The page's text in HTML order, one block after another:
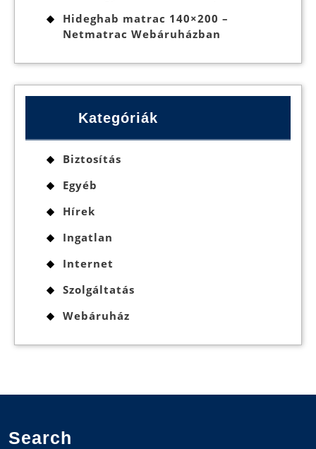
Hideghab matrac 140×200 –
Netmatrac Webáruházban
Kategóriák
Biztosítás
Egyéb
Hírek
Ingatlan
Internet
Szolgáltatás
Webáruház
Search